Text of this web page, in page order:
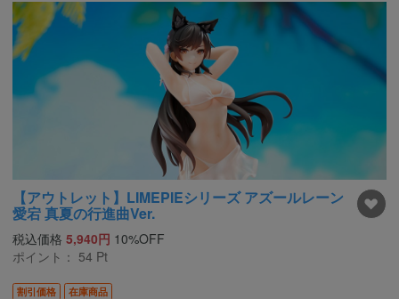
【アウトレット】LIMEPIEシリーズ アズールレーン
愛宕 真夏の行進曲Ver.
税込価格 5,940円 10%OFF
ポイント： 54 Pt
割引価格 在庫商品